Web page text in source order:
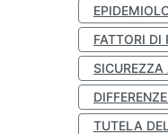
FATTORI DI
SICUREZZA
TUTELA